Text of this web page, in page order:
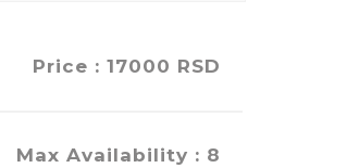
Price : 17000 RSD
Max Availability : 8